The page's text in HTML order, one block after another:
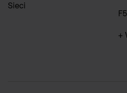
Sieci
F5
+